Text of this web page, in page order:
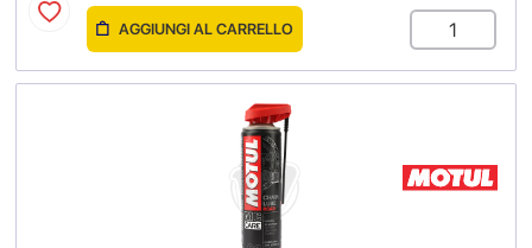
AGGIUNGI AL CARRELLO